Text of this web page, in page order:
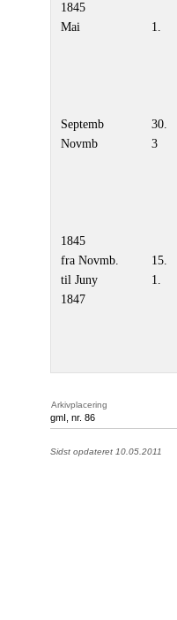
1845
Mai
Septemb
Novmb
1845
fra Novmb.
til Juny
1847
1.
30.
3
15.
1.
Arkivplacering
gmI, nr. 86
Sidst opdateret 10.05.2011